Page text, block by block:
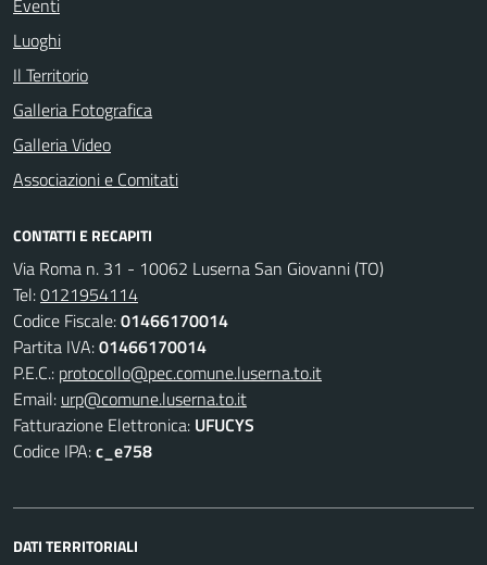
Eventi
Luoghi
Il Territorio
Galleria Fotografica
Galleria Video
Associazioni e Comitati
CONTATTI E RECAPITI
Via Roma n. 31 - 10062 Luserna San Giovanni (TO)
Tel:0121954114
Codice Fiscale:01466170014
Partita IVA:01466170014
P.E.C.: protocollo@pec.comune.luserna.to.it
Email: urp@comune.luserna.to.it
Fatturazione Elettronica: UFUCYS
Codice IPA:c_e758
DATI TERRITORIALI